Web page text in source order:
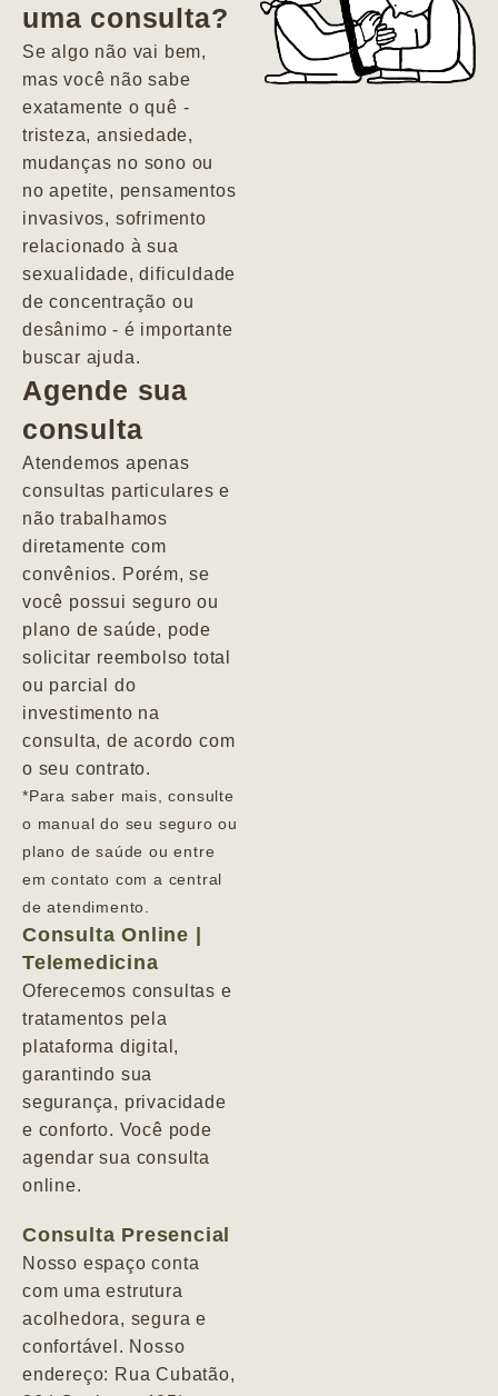
depressão e
agitação com
pensamentos
uma consulta?
Se algo não vai bem,
mas você não sabe
exatamente o quê -
tristeza, ansiedade,
mudanças no sono ou
no apetite, pensamentos
invasivos, sofrimento
relacionado à sua
sexualidade, dificuldade
de concentração ou
desânimo - é importante
buscar ajuda.
Agende sua
consulta
Atendemos apenas
consultas particulares e
não trabalhamos
diretamente com
convênios. Porém, se
você possui seguro ou
plano de saúde, pode
solicitar reembolso total
ou parcial do
investimento na
consulta, de acordo com
o seu contrato.
*Para saber mais, consulte
o manual do seu seguro ou
plano de saúde ou entre
em contato com a central
de atendimento.
Consulta Online |
Telemedicina
Oferecemos consultas e
tratamentos pela
plataforma digital,
garantindo sua
segurança, privacidade
e conforto. Você pode
agendar sua consulta
online.
Consulta Presencial
Nosso espaço conta
com uma estrutura
acolhedora, segura e
confortável. Nosso
endereço: Rua Cubatão,